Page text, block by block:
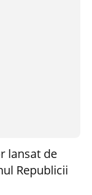
lansat de
Republicii